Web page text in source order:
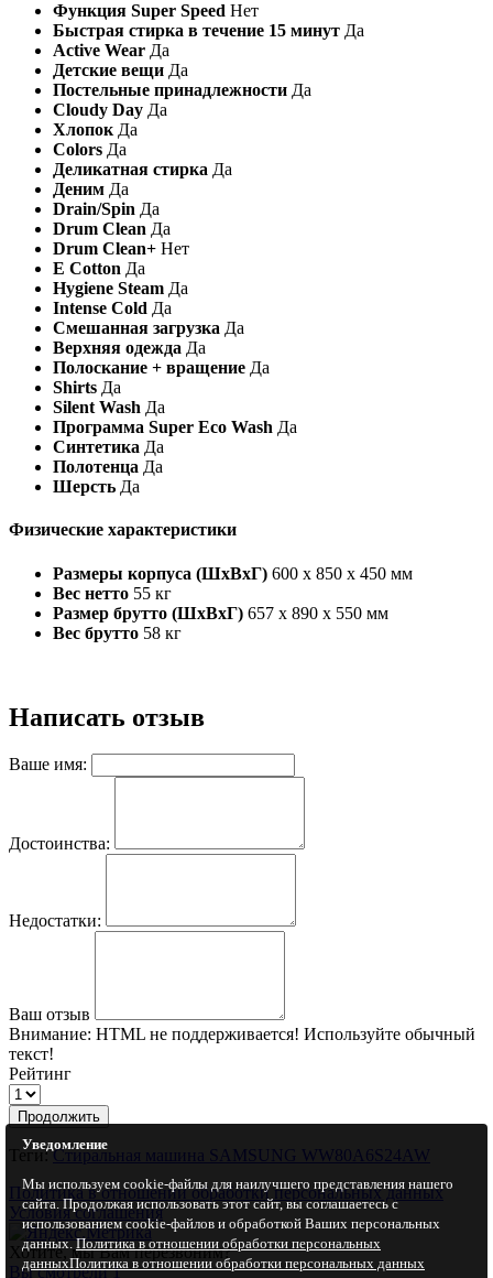
Функция Super Speed Нет
Быстрая стирка в течение 15 минут Да
Active Wear Да
Детские вещи Да
Постельные принадлежности Да
Cloudy Day Да
Хлопок Да
Colors Да
Деликатная стирка Да
Деним Да
Drain/Spin Да
Drum Clean Да
Drum Clean+ Нет
E Cotton Да
Hygiene Steam Да
Intense Cold Да
Смешанная загрузка Да
Верхняя одежда Да
Полоскание + вращение Да
Shirts Да
Silent Wash Да
Программа Super Eco Wash Да
Синтетика Да
Полотенца Да
Шерсть Да
Физические характеристики
Размеры корпуса (ШxВxГ) 600 x 850 x 450 мм
Вес нетто 55 кг
Размер брутто (ШxВxГ) 657 x 890 x 550 мм
Вес брутто 58 кг
Написать отзыв
Ваше имя:
Достоинства:
Недостатки:
Ваш отзыв
Внимание: HTML не поддерживается! Используйте обычный
текст!
Рейтинг
Продолжить
Теги:Стиральная машина SAMSUNG WW80A6S24AW
Политика в отношении обработки персональных данных
Условия соглашения
Хотите, мы Вам перезвоним?
Вы смотрели 1
Уведомление
Мы используем cookie-файлы для наилучшего представления нашего
сайта. Продолжая использовать этот сайт, вы соглашаетесь с
использованием cookie-файлов и обработкой Ваших персональных
данных.Политика в отношении обработки персональных
данныхПолитика в отношении обработки персональных данных